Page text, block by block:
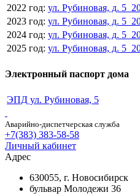
2022 год: ул. Рубиновая, д.
2023 год: ул. Рубиновая, д.
2024 год: ул. Рубиновая, д.
2025 год: ул. Рубиновая, д.
Электронный паспорт дома
ЭПД ул. Рубиновая, 5
Аварийно-диспетчерская служба
+7(383) 383-58-58
Личный кабинет
Адрес
630055, г. Новосибирск
бульвар Молодежи 36